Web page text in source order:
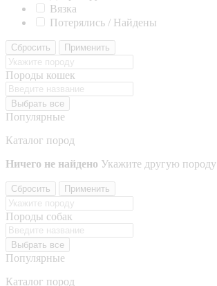
Вязка
Потерялись / Найдены
Сбросить Применить
Породы кошек
Выбрать все
Популярные
Каталог пород
Ничего не найдено Укажите другую породу
Сбросить Применить
Породы собак
Выбрать все
Популярные
Каталог пород